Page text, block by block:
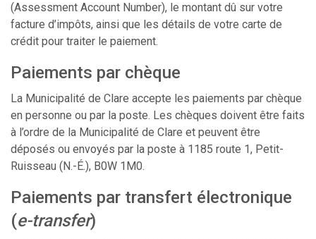
(Assessment Account Number), le montant dû sur votre
facture d’impôts, ainsi que les détails de votre carte de
crédit pour traiter le paiement.
Paiements par chèque
La Municipalité de Clare accepte les paiements par chèque
en personne ou par la poste. Les chèques doivent être faits
à l’ordre de la Municipalité de Clare et peuvent être
déposés ou envoyés par la poste à 1185 route 1, Petit-
Ruisseau (N.-É.), B0W 1M0.
Paiements par transfert électronique
(e-transfer)